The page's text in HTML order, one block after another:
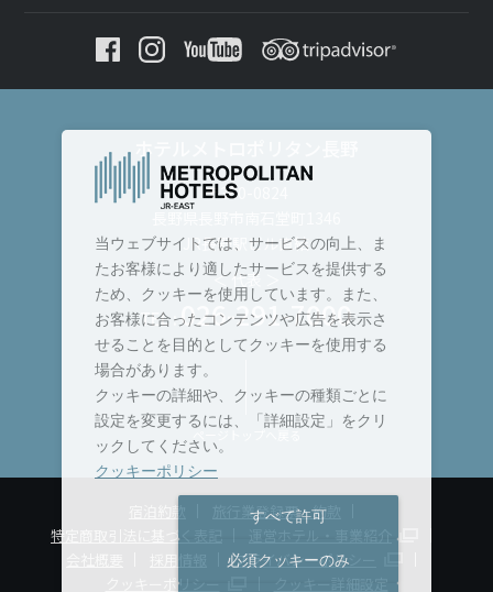
ホテルメトロポリタン長野
〒380-0824
JR長野駅ビル直結
＜ 代表 ＞
TEL :026-291-7000
旅行業登録票・約款
特定商取引法に基づく表記
運営ホテル・事業紹介
プライバシーポリシー
クッキーポリシー
クッキー詳細設定
当ウェブサイトでは、サービスの向上、ま
たお客様により適したサービスを提供する
ため、クッキーを使用しています。また、
お客様に合ったコンテンツや広告を表示さ
せることを目的としてクッキーを使用する
場合があります。
クッキーの詳細や、クッキーの種類ごとに
設定を変更するには、「詳細設定」をクリ
ックしてください。
クッキーポリシー
すべて許可
必須クッキーのみ